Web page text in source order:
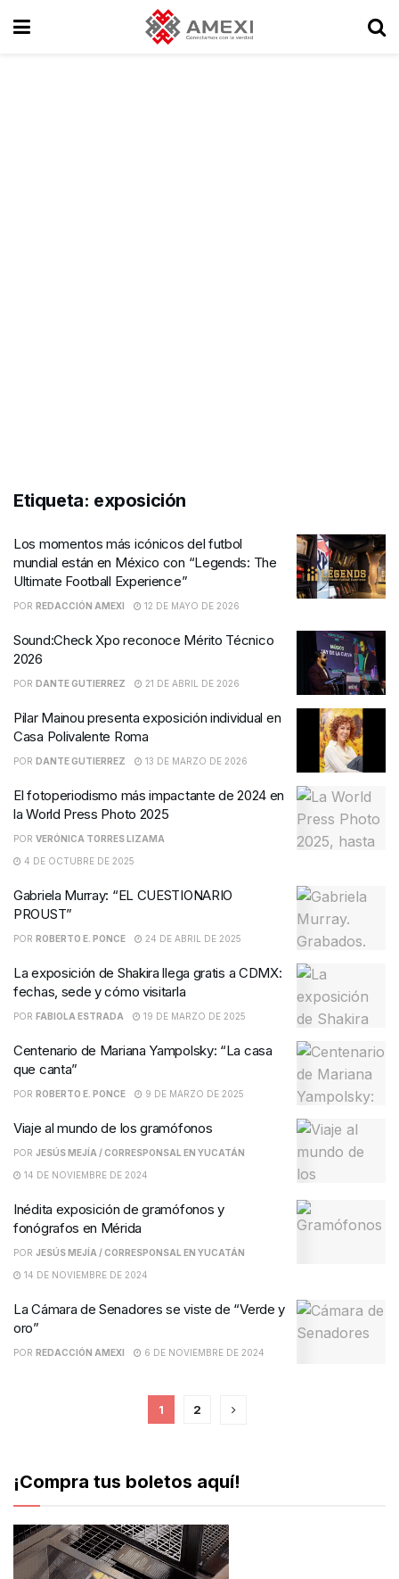
Etiqueta: exposición
Los momentos más icónicos del futbol
mundial están en México con “Legends: The
Ultimate Football Experience”
POR REDACCIÓN AMEXI 12 DE MAYO DE 2026
Sound:Check Xpo reconoce Mérito Técnico
2026
POR DANTE GUTIERREZ 21 DE ABRIL DE 2026
Pilar Mainou presenta exposición individual en
Casa Polivalente Roma
POR DANTE GUTIERREZ 13 DE MARZO DE 2026
El fotoperiodismo más impactante de 2024 en
la World Press Photo 2025
POR VERÓNICA TORRES LIZAMA
4 DE OCTUBRE DE 2025
Gabriela Murray: “EL CUESTIONARIO
PROUST”
POR ROBERTO E. PONCE 24 DE ABRIL DE 2025
La exposición de Shakira llega gratis a CDMX:
fechas, sede y cómo visitarla
POR FABIOLA ESTRADA 19 DE MARZO DE 2025
Centenario de Mariana Yampolsky: “La casa
que canta”
POR ROBERTO E. PONCE 9 DE MARZO DE 2025
Viaje al mundo de los gramófonos
POR JESÚS MEJÍA / CORRESPONSAL EN YUCATÁN
14 DE NOVIEMBRE DE 2024
Inédita exposición de gramófonos y
fonógrafos en Mérida
POR JESÚS MEJÍA / CORRESPONSAL EN YUCATÁN
14 DE NOVIEMBRE DE 2024
La Cámara de Senadores se viste de “Verde y
oro”
POR REDACCIÓN AMEXI 6 DE NOVIEMBRE DE 2024
1 2
¡Compra tus boletos aquí!